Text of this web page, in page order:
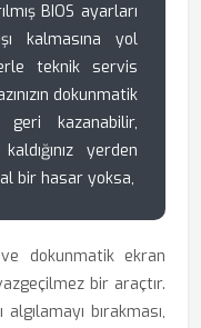
BIOS ayarları
kalmasına yol
teknik servis
dokunmatik
kazanabilir,
yerden
bir hasar yoksa,
dokunmatik ekran
bir araçtır.
bırakması,